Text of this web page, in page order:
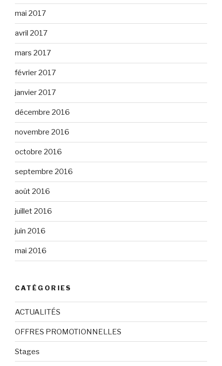
mai 2017
avril 2017
mars 2017
février 2017
janvier 2017
décembre 2016
novembre 2016
octobre 2016
septembre 2016
août 2016
juillet 2016
juin 2016
mai 2016
CATÉGORIES
ACTUALITÉS
OFFRES PROMOTIONNELLES
Stages